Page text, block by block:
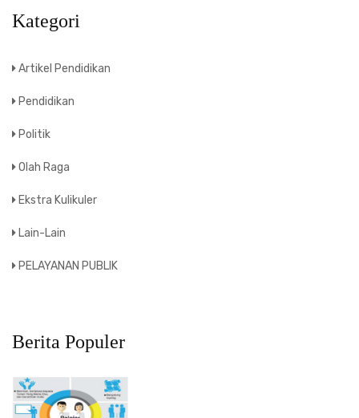
Kategori
Artikel Pendidikan
Pendidikan
Politik
Olah Raga
Ekstra Kulikuler
Lain-Lain
PELAYANAN PUBLIK
Berita Populer